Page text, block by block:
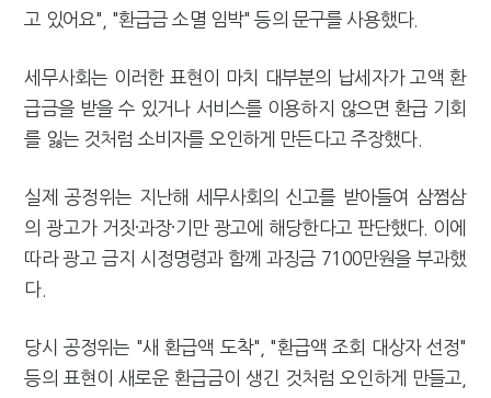
고 있어요", "환급금 소멸 임박" 등의 문구를 사용했다.
세무사회는 이러한 표현이 마치 대부분의 납세자가 고액 환
급금을 받을 수 있거나 서비스를 이용하지 않으면 환급 기회
를 잃는 것처럼 소비자를 오인하게 만든다고 주장했다.
실제 공정위는 지난해 세무사회의 신고를 받아들여 삼쩜삼
의 광고가 거짓·과장·기만 광고에 해당한다고 판단했다. 이에
따라 광고 금지 시정명령과 함께 과징금 7100만원을 부과했
다.
당시 공정위는 "새 환급액 도착", "환급액 조회 대상자 선정"
등의 표현이 새로운 환급금이 생긴 것처럼 오인하게 만들고,